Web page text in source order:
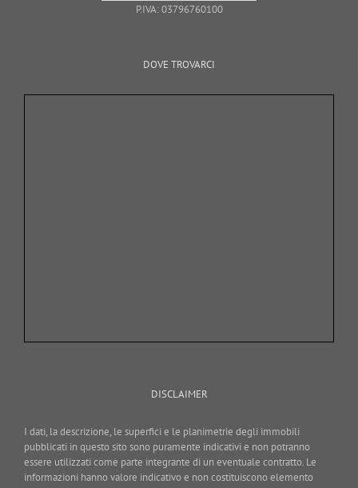
P.IVA: 03796760100
DOVE TROVARCI
DISCLAIMER
I dati, la descrizione, le superfici e le planimetrie degli immobili
pubblicati in questo sito sono puramente indicativi e non potranno
essere utilizzati come parte integrante di un eventuale contratto. Le
informazioni hanno valore indicativo e non costituiscono elemento